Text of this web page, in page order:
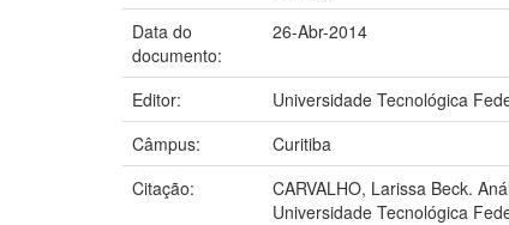
Data do
documento:
26-Abr-2014
Editor:
Universidade Tecnológica
Câmpus:
Curitiba
Citação:
CARVALHO, Larissa Beck.
Universidade Tecnológica